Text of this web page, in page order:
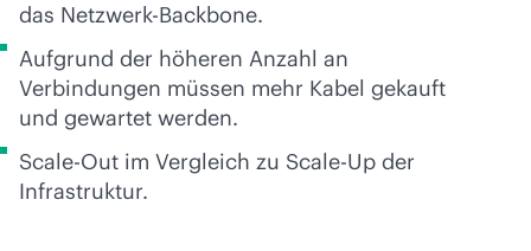
das Netzwerk-Backbone.
Aufgrund der höheren Anzahl an
Verbindungen müssen mehr Kabel gekauft
und gewartet werden.
Scale-Out im Vergleich zu Scale-Up der
Infrastruktur.